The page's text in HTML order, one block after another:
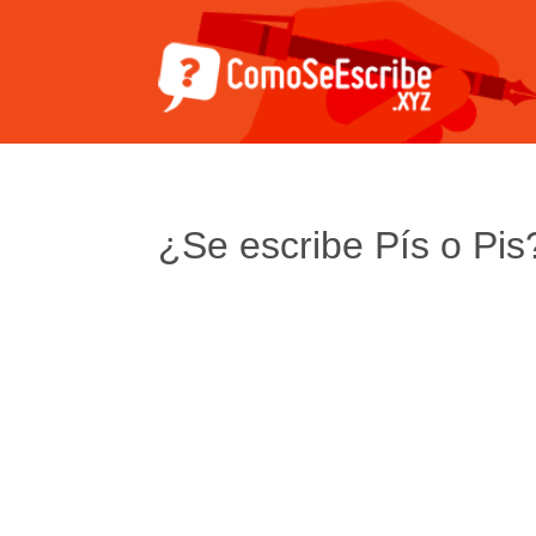
¿Se escribe Pís o